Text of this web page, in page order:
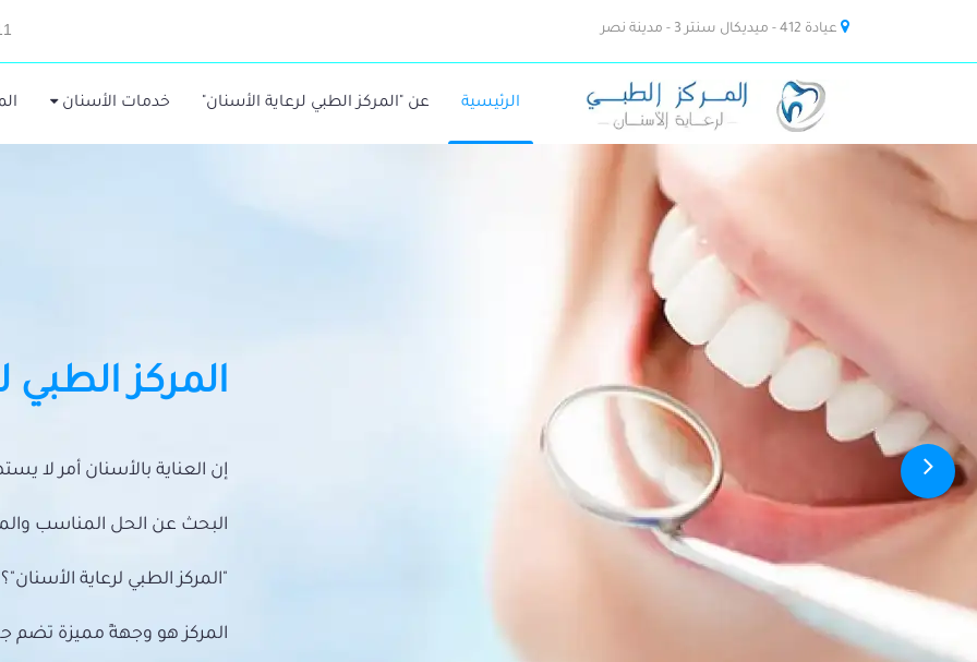
عيادة 412 - ميديكال سنتر 3 - مدينة نصر
الرئيسية عن "المركز الطبي لرعاية الأسنان" خدمات الأسنان
المركز الطبي
إن العناية بالأسنان أمر لا
البحث عن الحل المناسب
"المركز الطبي لرعاية الأسنان"؟
المركز هو وجهةً مميزة تضم